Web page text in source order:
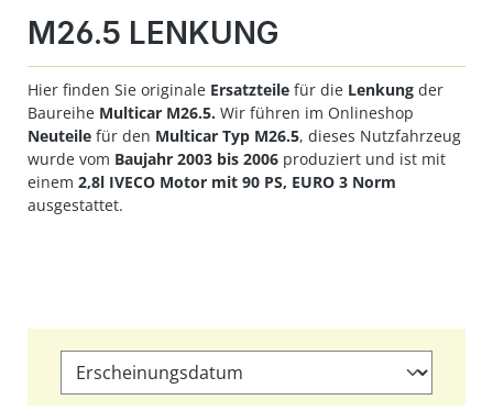
M26.5 LENKUNG
Hier finden Sie originale Ersatzteile für die Lenkung der
Baureihe Multicar M26.5. Wir führen im Onlineshop
Neuteile für den Multicar Typ M26.5, dieses Nutzfahrzeug
wurde vom Baujahr 2003 bis 2006 produziert und ist mit
einem 2,8l IVECO Motor mit 90 PS, EURO 3 Norm
ausgestattet.